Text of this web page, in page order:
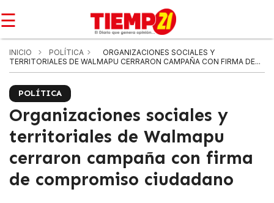
☰
INICIO POLÍTICA
ORGANIZACIONES SOCIALES Y
TERRITORIALES DE WALMAPU CERRARON CAMPAÑA CON FIRMA DE...
POLÍTICA
Organizaciones sociales y
territoriales de Walmapu
cerraron campaña con firma
de compromiso ciudadano